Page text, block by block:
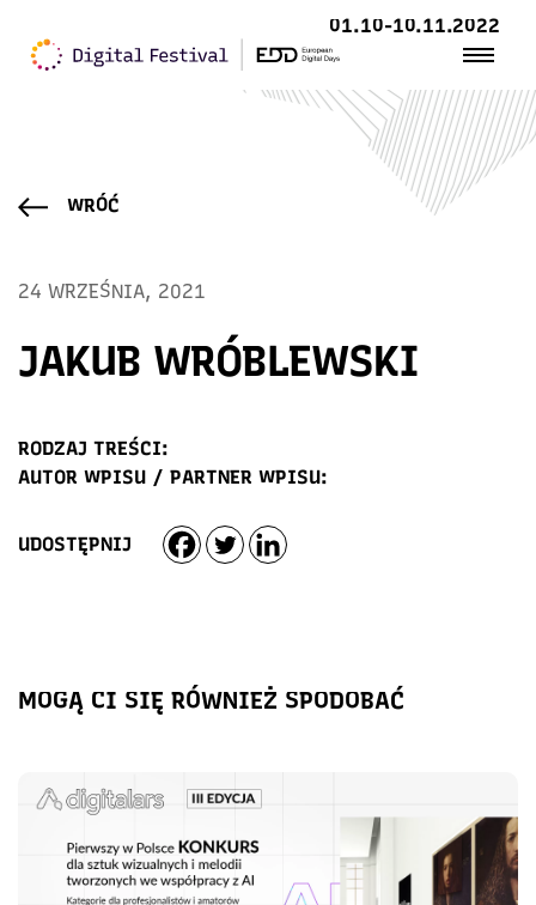
01.10-10.11.2022
WRÓĆ
24 WRZEŚNIA, 2021
JAKUB WRÓBLEWSKI
RODZAJ TREŚCI:
AUTOR WPISU / PARTNER WPISU:
UDOSTĘPNIJ
MOGĄ CI SIĘ RÓWNIEŻ SPODOBAĆ